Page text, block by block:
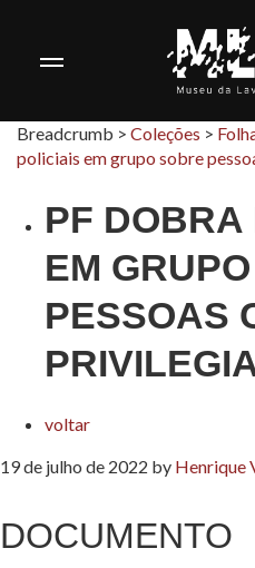
Breadcrumb > Coleções >
policiais em grupo sobre
PF DOBRA
EM
PESSOAS
voltar
19 de julho de 2022 by Henrique
DOCUMENTO